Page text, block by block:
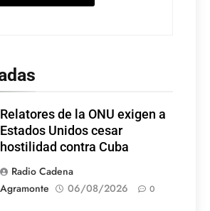
Relatores de la ONU exigen a
Estados Unidos cesar
hostilidad contra Cuba
Radio Cadena
Agramonte
06/08/2026 0